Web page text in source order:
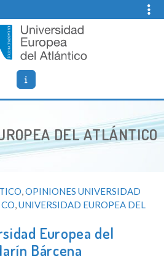
sobre la Universidad Europea del
Atlantico
las opiniones sobre la vida en la
Europea del Atlántico
DEL ATLÁNTICO
,OPINIONES UNIVERSIDAD
,UNIVERSIDAD EUROPEA DEL
Europea del
Bárcena